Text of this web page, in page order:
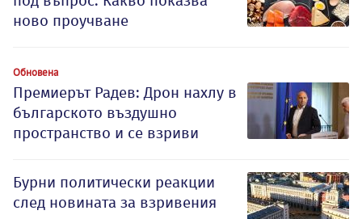
ново проучване
Обновена
Премиерът Радев: Дрон нахлу в
българското въздушно
пространство и се взриви
Бурни политически реакции
след новината за взривения